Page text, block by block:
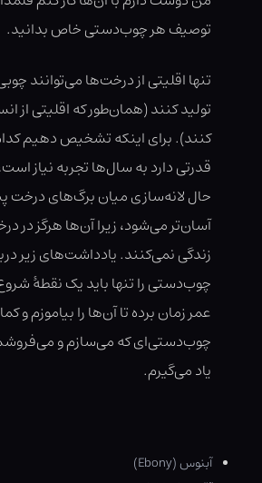
توصیف هر چوب‌دستی‌ خاص بدانید.
تنها اقلیتی از درخت‌ها می‌توانند
تولید کنند (همان‌طور که اقلیتی از
کنند). برای اینکه تشخیص دهیم
قدرتی دارد به سال‌ها تجربه نیاز
حال لانه‌سازی میان برگ‌های درخت
آسان‌تر می‌شود، زیرا آن‌ها هرگز در
زندگی نمی‌کنند. یادداشت‌های زیر
چوب‌دستی را تنها باید یک نقطهٔ
عمر زمان برده تا آن‌ها را بیاموزم و
چوب‌دستی‌ای که می‌سازم و
یاد می‌گیرم.
آبنوس (Ebony)